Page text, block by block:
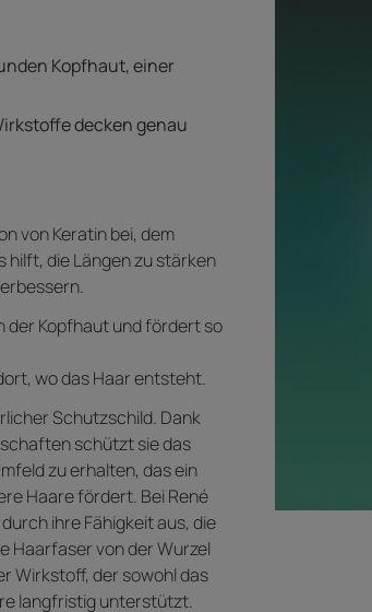
Kopfhaut, einer
decken genau
von Keratin bei, dem
hilft, die Längen zu stärken
der Kopfhaut und fördert so
wo das Haar entsteht.
Schutzschild. Dank
schützt sie das
zu erhalten, das ein
Haare fördert. Bei René
ihre Fähigkeit aus, die
Haarfaser von der Wurzel
Wirkstoff, der sowohl das
langfristig unterstützt.